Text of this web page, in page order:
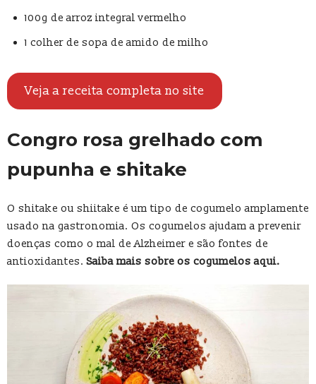
100g de arroz integral vermelho
1 colher de sopa de amido de milho
Veja a receita completa no site
Congro rosa grelhado com
pupunha e shitake
O shitake ou shiitake é um tipo de cogumelo amplamente
usado na gastronomia. Os cogumelos ajudam a prevenir
doenças como o mal de Alzheimer e são fontes de
antioxidantes.Saiba mais sobre os cogumelos aqui.